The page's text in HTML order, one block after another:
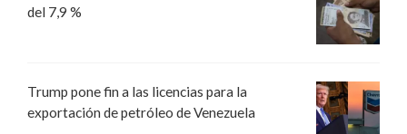
del 7,9 %
Trump pone fin a las licencias para la
exportación de petróleo de Venezuela